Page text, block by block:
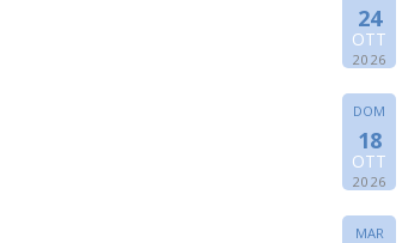
24
OTT
2026
DOM
18
OTT
2026
MAR